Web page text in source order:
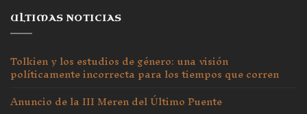
ULTIMAS NOTICIAS
Tolkien y los estudios de género: una visión
políticamente incorrecta para los tiempos que corren
Anuncio de la III Meren del Último Puente